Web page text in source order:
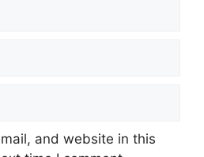
and website in this